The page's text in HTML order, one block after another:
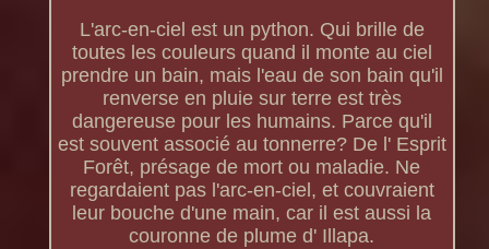
L'arc-en-ciel est un python. Qui brille de
toutes les couleurs quand il monte au ciel
prendre un bain, mais l'eau de son bain qu'il
renverse en pluie sur terre est très
dangereuse pour les humains. Parce qu'il
est souvent associé au tonnerre? De l' Esprit
Forêt, présage de mort ou maladie. Ne
regardaient pas l'arc-en-ciel, et couvraient
leur bouche d'une main, car il est aussi la
couronne de plume d' Illapa.